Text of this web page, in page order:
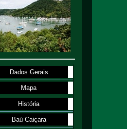
Dados Gerais
Mapa
História
Baú Caiçara